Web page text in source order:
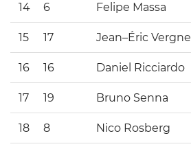
14 6 Felipe Massa
15 17 Jean–Éric Vergne
16 16 Daniel Ricciardo
17 19 Bruno Senna
18 8 Nico Rosberg